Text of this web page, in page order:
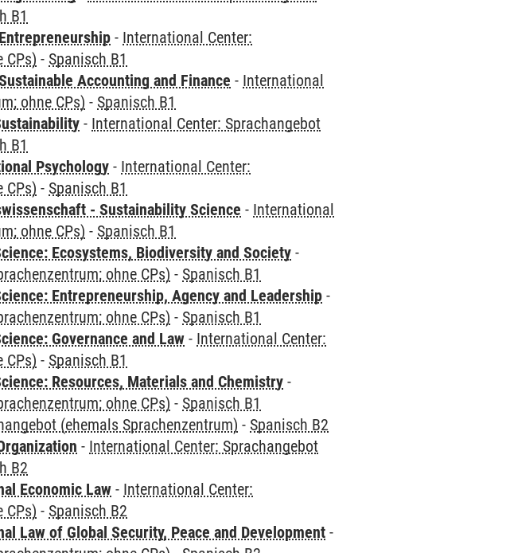
B1
- International Center:
CPs) - Spanisch B1
Accounting and Finance - International
ohne CPs) - Spanisch B1
- International Center: Sprachangebot
B1
Psychology - International Center:
CPs) - Spanisch B1
- Sustainability Science - International
ohne CPs) - Spanisch B1
Ecosystems, Biodiversity and Society -
ohne CPs) - Spanisch B1
Entrepreneurship, Agency and Leadership -
ohne CPs) - Spanisch B1
Governance and Law - International Center:
CPs) - Spanisch B1
Resources, Materials and Chemistry -
ohne CPs) - Spanisch B1
(ehemals Sprachenzentrum) - Spanisch B2
- International Center: Sprachangebot
B2
Economic Law - International Center:
CPs) - Spanisch B2
Law of Global Security, Peace and Development -